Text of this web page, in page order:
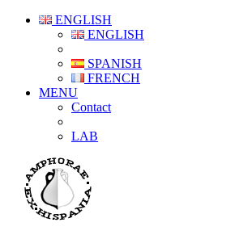
ENGLISH
ENGLISH
SPANISH
FRENCH
MENU
Contact
LAB